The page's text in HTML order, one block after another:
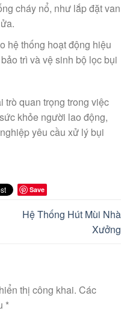
cháy nổ, như lắp đặt van
hệ thống hoạt động hiệu
trì và vệ sinh bộ lọc bụi
trò quan trọng trong việc
khỏe người lao động,
yêu cầu xử lý bụi
Save
Hệ Thống Hút Mùi Nhà
Xưởng
thị công khai. Các
*